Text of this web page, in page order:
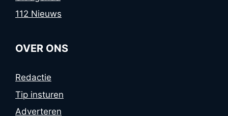
112 Nieuws
OVER ONS
Redactie
Tip insturen
Adverteren